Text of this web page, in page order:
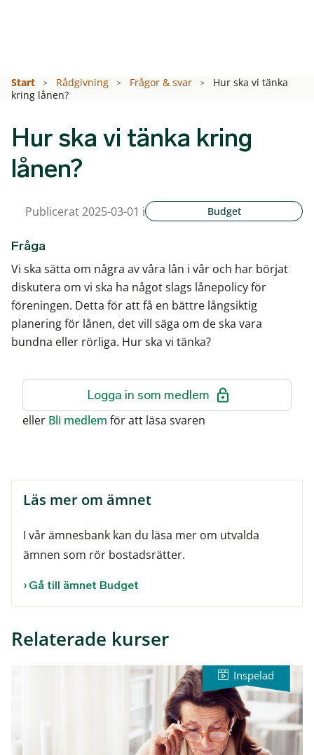
Start Rådgivning Frågor & svar
Hur ska vi tänka
kring lånen?
Hur ska vi tänka kring
lånen?
Läs mer om ämnet
I vår ämnesbank kan du läsa mer om utvalda
ämnen som rör bostadsrätter.
Gå till ämnet Budget
Relaterade kurser
Publicerat 2025-03-01 i Budget
Fråga
Vi ska sätta om några av våra lån i vår och har börjat
diskutera om vi ska ha något slags lånepolicy för
föreningen. Detta för att få en bättre långsiktig
planering för lånen, det vill säga om de ska vara
bundna eller rörliga. Hur ska vi tänka?
Logga in som medlem
eller Bli medlem för att läsa svaren